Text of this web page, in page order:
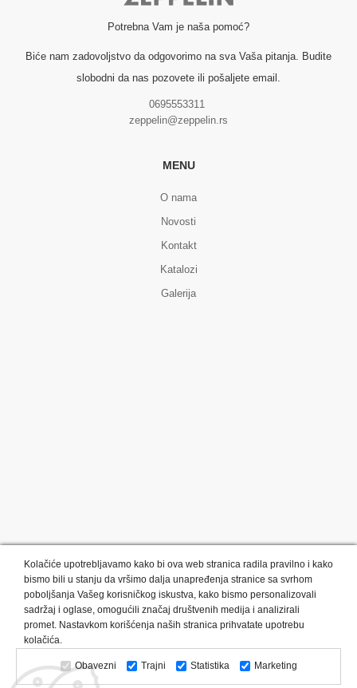
Potrebna Vam je naša pomoć?
Biće nam zadovoljstvo da odgovorimo na sva Vaša pitanja. Budite
slobodni da nas pozovete ili pošaljete email.
0695553311
zeppelin@zeppelin.rs
MENU
O nama
Novosti
Kontakt
Katalozi
Galerija
Kategorije proizvoda: Olovke i markeri
Privesci i trakice
Upaljači
USB Tehnologija Tekstil
Kačketi i kape
Notesi i rokovnici
Kancelarija Satovi
Kišobrani
Kolačiće upotrebljavamo kako bi ova web stranica radila pravilno i kako
bismo bili u stanju da vršimo dalja unapređenja stranice sa svrhom
poboljšanja Vašeg korisničkog iskustva, kako bismo personalizovali
sadržaj i oglase, omogućili značaj društvenih medija i analizirali
promet. Nastavkom korišćenja naših stranica prihvatate upotrebu
kolačića.
Obavezni Trajni Statistika Marketing